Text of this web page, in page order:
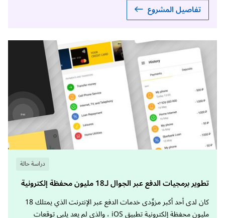
تفاصيل المشروع
دراسة حالة
تطوير برمجيات الدفع عبر الجوال لـ18 مليون محفظة إلكترونية
كان لدى أحد أكبر مزوِّدى خدمات الدفع عبر الإنترنت الذي يمتلك 18
مليون محفظة إلكترونية تطبيق iOS ، والذي لم يعد يلبي توقعات